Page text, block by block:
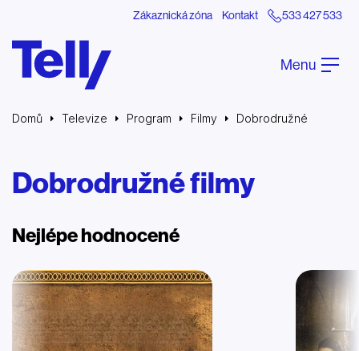
Zákaznická zóna Kontakt 533 427 533
Menu
Domů Televize Program Filmy Dobrodružné
Dobrodružné filmy
Nejlépe hodnocené